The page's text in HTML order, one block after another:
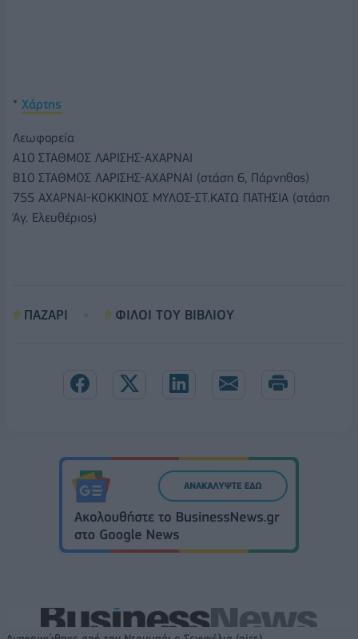
* Χάρτης
Λεωφορεία
Α10 ΣΤΑΘΜΟΣ ΛΑΡΙΣΗΣ-ΑΧΑΡΝΑΙ
Β10 ΣΤΑΘΜΟΣ ΛΑΡΙΣΗΣ-ΑΧΑΡΝΑΙ (στάση 6, Πάρνηθος)
755 ΑΧΑΡΝΑΙ-ΚΟΚΚΙΝΟΣ ΜΥΛΟΣ-ΣΤ.ΚΑΤΩ ΠΑΤΗΣΙΑ (στάση
Άγ. Ελευθέριος)
ΠΑΖΑΡΙ ΦΙΛΟΙ ΤΟΥ ΒΙΒΛΙΟΥ